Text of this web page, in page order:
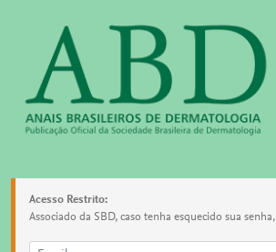
Acesso Restrito:
Associado da SBD, caso tenha esquecido sua senha,